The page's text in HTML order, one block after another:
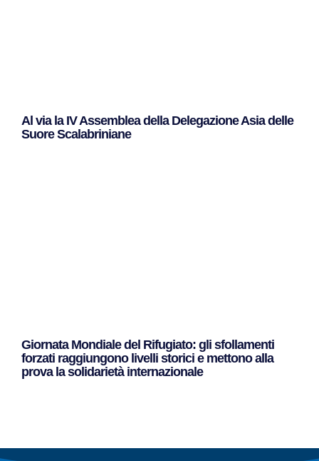
Al via la IV Assemblea della Delegazione Asia delle
Suore Scalabriniane
Giornata Mondiale del Rifugiato: gli sfollamenti
forzati raggiungono livelli storici e mettono alla
prova la solidarietà internazionale